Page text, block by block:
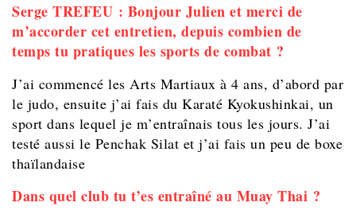
Serge TREFEU : Bonjour Julien et merci de
m’accorder cet entretien, depuis combien de
temps tu pratiques les sports de combat ?
J’ai commencé les Arts Martiaux à 4 ans, d’abord par
le judo, ensuite j’ai fais du Karaté Kyokushinkai, un
sport dans lequel je m’entraînais tous les jours. J’ai
testé aussi le Penchak Silat et j’ai fais un peu de boxe
thaïlandaise
Dans quel club tu t’es entraîné au Muay Thai ?